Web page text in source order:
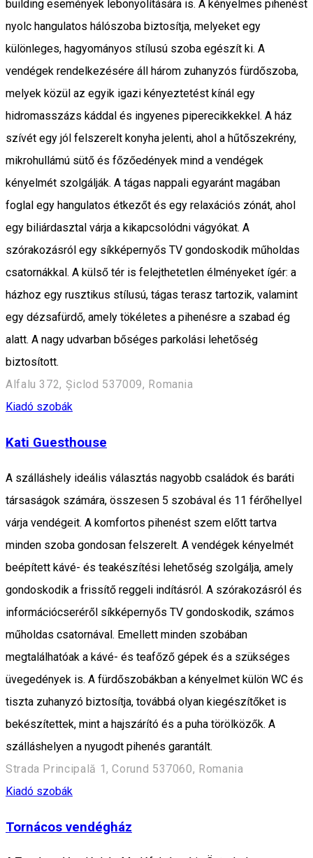
building események lebonyolítására is. A kényelmes pihenést
nyolc hangulatos hálószoba biztosítja, melyeket egy
különleges, hagyományos stílusú szoba egészít ki. A
vendégek rendelkezésére áll három zuhanyzós fürdőszoba,
melyek közül az egyik igazi kényeztetést kínál egy
hidromasszázs káddal és ingyenes piperecikkekkel. A ház
szívét egy jól felszerelt konyha jelenti, ahol a hűtőszekrény,
mikrohullámú sütő és főzőedények mind a vendégek
kényelmét szolgálják. A tágas nappali egyaránt magában
foglal egy hangulatos étkezőt és egy relaxációs zónát, ahol
egy biliárdasztal várja a kikapcsolódni vágyókat. A
szórakozásról egy síkképernyős TV gondoskodik műholdas
csatornákkal. A külső tér is felejthetetlen élményeket ígér: a
házhoz egy rusztikus stílusú, tágas terasz tartozik, valamint
egy dézsafürdő, amely tökéletes a pihenésre a szabad ég
alatt. A nagy udvarban bőséges parkolási lehetőség
biztosított.
Alfalu 372, Șiclod 537009, Romania
Kiadó szobák
Kati Guesthouse
A szálláshely ideális választás nagyobb családok és baráti
társaságok számára, összesen 5 szobával és 11 férőhellyel
várja vendégeit. A komfortos pihenést szem előtt tartva
minden szoba gondosan felszerelt. A vendégek kényelmét
beépített kávé- és teakészítési lehetőség szolgálja, amely
gondoskodik a frissítő reggeli indításról. A szórakozásról és
információcseréről síkképernyős TV gondoskodik, számos
műholdas csatornával. Emellett minden szobában
megtalálhatóak a kávé- és teafőző gépek és a szükséges
üvegedények is. A fürdőszobákban a kényelmet külön WC és
tiszta zuhanyzó biztosítja, továbbá olyan kiegészítőket is
bekészítettek, mint a hajszárító és a puha törölközők. A
szálláshelyen a nyugodt pihenés garantált.
Strada Principală 1, Corund 537060, Romania
Kiadó szobák
Tornácos vendégház